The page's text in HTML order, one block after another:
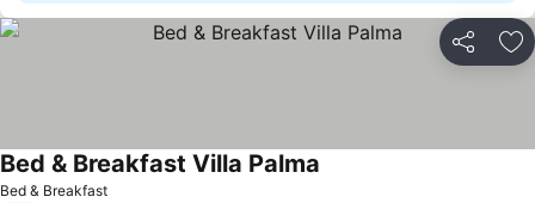
Partilhar
Bed & Breakfast
Bed & Breakfast Villa Palma